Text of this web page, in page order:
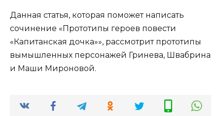
Данная статья, которая поможет написать
сочинение «Прототипы героев повести
«Капитанская дочка»», рассмотрит прототипы
вымышленных персонажей Гринева, Швабрина
и Маши Мироновой.